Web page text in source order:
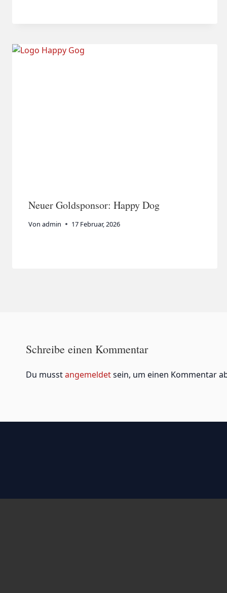
Neuer Goldsponsor: Happy Dog
Von admin 17 Februar, 2026
Schreibe einen Kommentar
Du musstangemeldetsein, um einen Kommentar